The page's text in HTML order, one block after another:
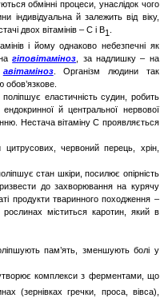
обмінні процеси, унаслідок чого
індивідуальна й залежить від віку,
двох вітамінів – С іB1
і йому однаково небезпечні як
гіповітаміноз , за надлишку– на
авітаміноз. Організм людини так
еластичність судин, робить
й центральної нервової
Нестача вітаміну С проявляється
червоний перець, хрін,
стан шкіри, посилює опірність
до захворювання на курячу
продукти тваринного походження –
міститься каротин, який в
пам’ять, зменшують болі у
комплекси з ферментами, що
(зернівках гречки, проса, вівса),